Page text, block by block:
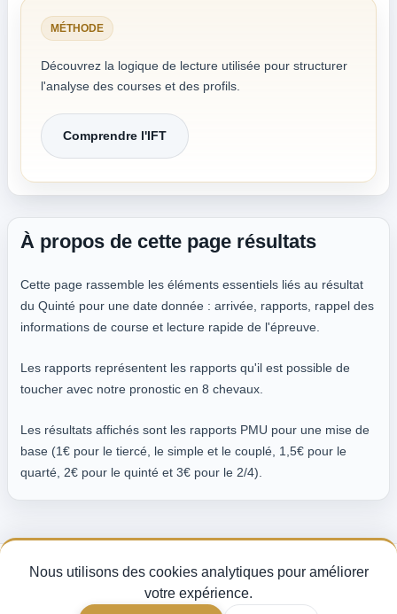
MÉTHODE
Découvrez la logique de lecture utilisée pour structurer
l'analyse des courses et des profils.
Comprendre l'IFT
À propos de cette page résultats
Cette page rassemble les éléments essentiels liés au résultat
du Quinté pour une date donnée : arrivée, rapports, rappel des
informations de course et lecture rapide de l'épreuve.
Les rapports représentent les rapports qu'il est possible de
toucher avec notre pronostic en 8 chevaux.
Les résultats affichés sont les rapports PMU pour une mise de
base (1€ pour le tiercé, le simple et le couplé, 1,5€ pour le
quarté, 2€ pour le quinté et 3€ pour le 2/4).
Pronostics Quinté du jour, analyse des partants et indice de fiabilité turf —
pour miser avec méthode sur les courses PMU.
Nous utilisons des cookies analytiques pour améliorer
votre expérience.